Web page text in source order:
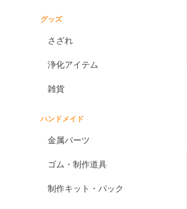
ドラゴンアイ
ン
シディアン
スノーフレークオブシ
マホガニーオブシディ
グッズ
さざれ
浄化アイテム
雑貨
ハンドメイド
金属パーツ
ゴム・制作道具
制作キット・パック